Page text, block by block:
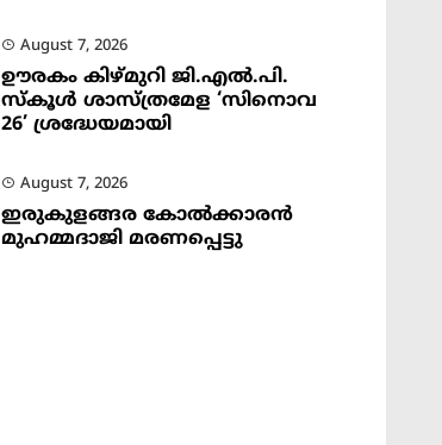
August 7, 2026
ഊരകം കിഴ്മുറി ജി.എൽ.പി.
സ്കൂൾ ശാസ്ത്രമേള ‘സിനൊവ
26’ ശ്രദ്ധേയമായി
August 7, 2026
ഇരുകുളങ്ങര കോൽക്കാരൻ
മുഹമ്മദാജി മരണപ്പെട്ടു